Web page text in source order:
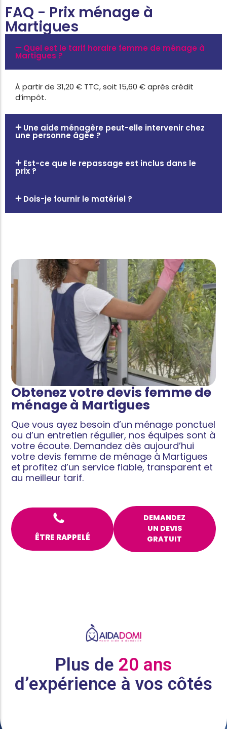
FAQ - Prix ménage à
Martigues
Quel est le tarif horaire femme de ménage à
Martigues ?
À partir de 31,20 € TTC, soit 15,60 € après crédit
d’impôt.
Une aide ménagère peut-elle intervenir chez
une personne âgée ?
Est-ce que le repassage est inclus dans le
prix ?
Dois-je fournir le matériel ?
Obtenez votre devis femme de
ménage à Martigues
Que vous ayez besoin d’un ménage ponctuel
ou d’un entretien régulier, nos équipes sont à
votre écoute. Demandez dès aujourd’hui
votre devis femme de ménage à Martigues
et profitez d’un service fiable, transparent et
au meilleur tarif.
ÊTRE RAPPELÉ
DEMANDEZ
UN DEVIS
GRATUIT
Plus de 20 ans
d’expérience à vos côtés